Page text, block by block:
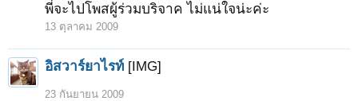
พี่จะไปโพสผู้ร่วมบริจาค ไม่แน่ใจน่ะค่ะ
13 ตุลาคม 2009
อิสวาร์ยาไรท์ [IMG]
23 กันยายน 2009